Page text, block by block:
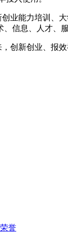
业能力培训、
信息、人才、
创新创业、报效
誉